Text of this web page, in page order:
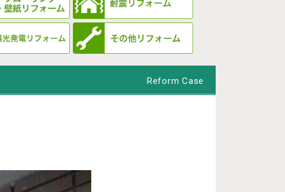
Reform Case